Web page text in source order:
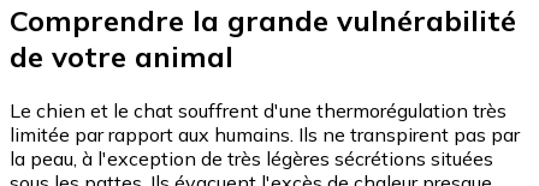
Comprendre la grande vulnérabilité
de votre animal
Le chien et le chat souffrent d'une thermorégulation très
limitée par rapport aux humains. Ils ne transpirent pas par
la peau, à l'exception de très légères sécrétions situées